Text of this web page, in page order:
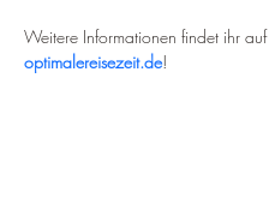
Weitere Informationen findet ihr auf
optimalereisezeit.de!